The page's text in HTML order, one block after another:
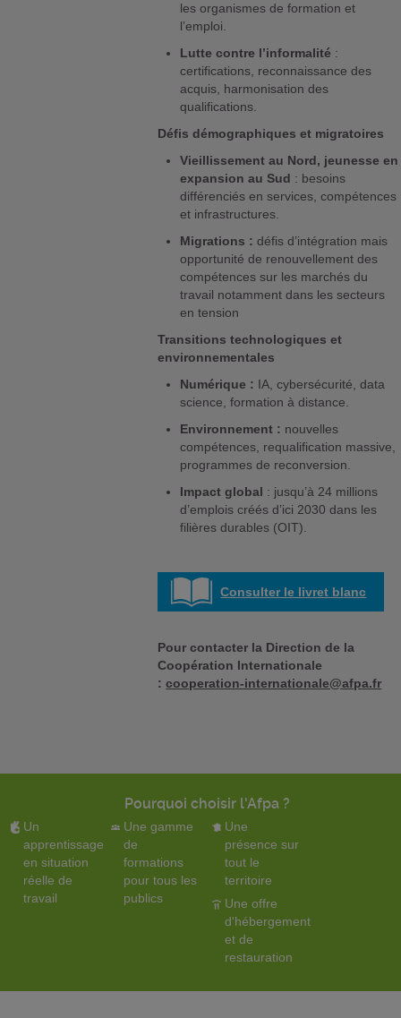
les organismes de formation et
l’emploi.
Lutte contre l’informalité :
certifications, reconnaissance des
acquis, harmonisation des
qualifications.
Défis démographiques et migratoires
Vieillissement au Nord, jeunesse en
expansion au Sud : besoins
différenciés en services, compétences
et infrastructures.
Migrations :défis d’intégration mais
opportunité de renouvellement des
compétences sur les marchés du
travail notamment dans les secteurs
en tension
Transitions technologiques et
environnementales
Numérique : IA, cybersécurité, data
science, formation à distance.
Environnement : nouvelles
compétences, requalification massive,
programmes de reconversion.
Impact global : jusqu’à 24 millions
d’emplois créés d’ici 2030 dans les
filières durables (OIT).
Consulter le livret blanc
Pour contacter la Direction de la
Coopération Internationale
:cooperation-internationale@afpa.fr
Pourquoi choisir l'Afpa ?
Un
apprentissage
en situation
réelle de
travail
Une gamme
de
formations
pour tous les
publics
Une
présence sur
tout le
territoire
Une offre
d'hébergement
et de
restauration